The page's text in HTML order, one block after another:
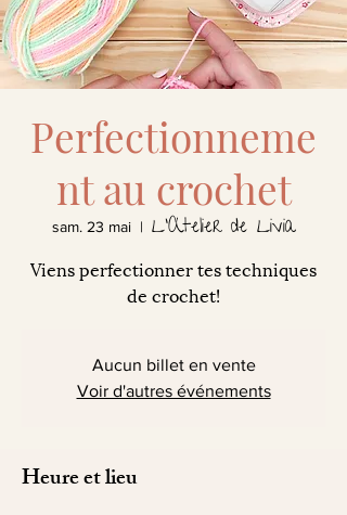
Perfectionneme
nt au crochet
sam. 23 mai
  |
L'Atelier de Livia
Viens perfectionner tes techniques
de crochet!
Aucun billet en vente
Voir d'autres événements
Heure et lieu